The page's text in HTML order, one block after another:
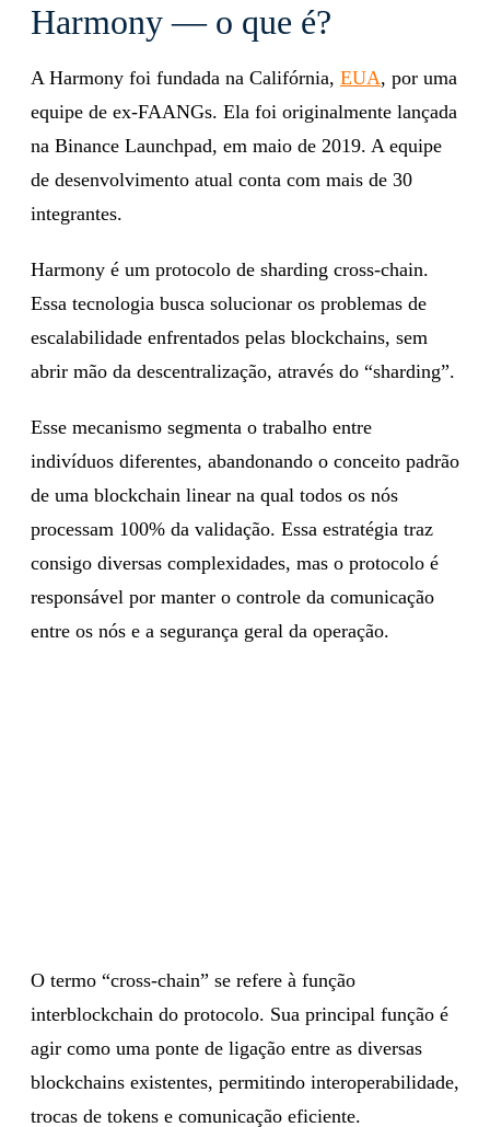
Harmony — o que é?
A Harmony foi fundada na Califórnia, EUA, por uma
equipe de ex-FAANGs. Ela foi originalmente lançada
na Binance Launchpad, em maio de 2019. A equipe
de desenvolvimento atual conta com mais de 30
integrantes.
Harmony é um protocolo de sharding cross-chain.
Essa tecnologia busca solucionar os problemas de
escalabilidade enfrentados pelas blockchains, sem
abrir mão da descentralização, através do “sharding”.
Esse mecanismo segmenta o trabalho entre
indivíduos diferentes, abandonando o conceito padrão
de uma blockchain linear na qual todos os nós
processam 100% da validação. Essa estratégia traz
consigo diversas complexidades, mas o protocolo é
responsável por manter o controle da comunicação
entre os nós e a segurança geral da operação.
O termo “cross-chain” se refere à função
interblockchain do protocolo. Sua principal função é
agir como uma ponte de ligação entre as diversas
blockchains existentes, permitindo interoperabilidade,
trocas de tokens e comunicação eficiente.